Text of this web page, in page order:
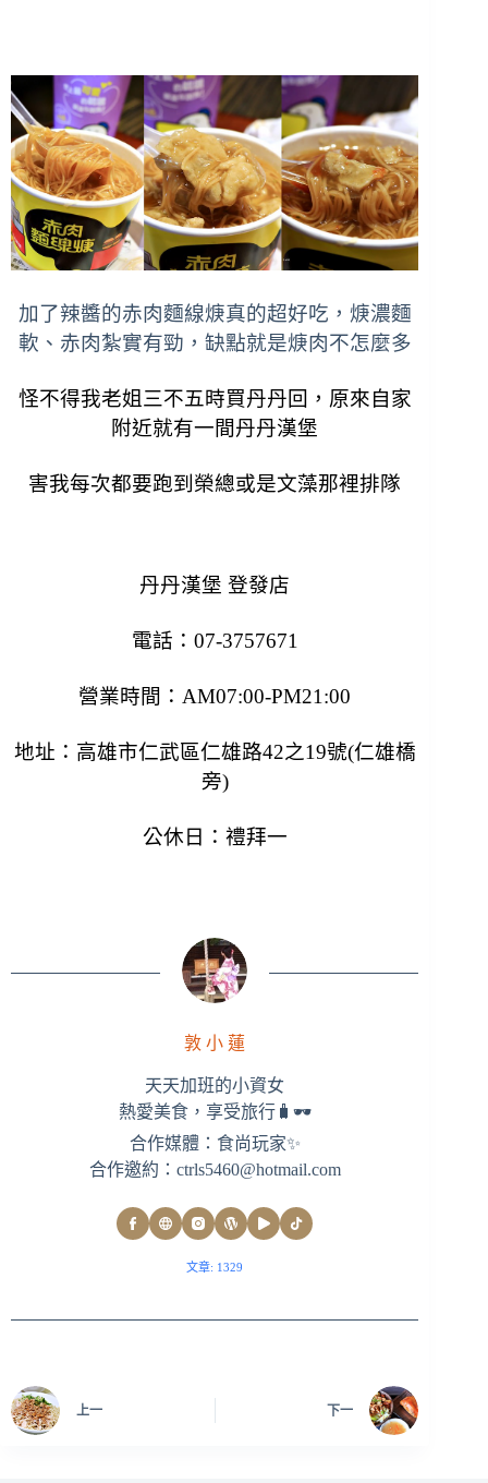
加了辣醬的赤肉麵線焿真的超好吃，焿濃麵
軟、赤肉紮實有勁，缺點就是焿肉不怎麼多
怪不得我老姐三不五時買丹丹回，原來自家
附近就有一間丹丹漢堡
害我每次都要跑到榮總或是文藻那裡排隊
丹丹漢堡 登發店
電話：07-3757671
營業時間：AM07:00-PM21:00
地址：高雄市仁武區仁雄路42之19號(仁雄橋
旁)
公休日：禮拜一
敦 小 蓮
天天加班的小資女
熱愛美食，享受旅行🧳🕶
合作媒體：食尚玩家✨
合作邀約： ctrls5460@hotmail.com
文章: 1329
上一 下一